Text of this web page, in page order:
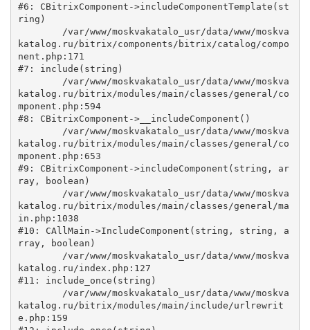
#6: CBitrixComponent->includeComponentTemplate(st
ring)
katalog.ru/bitrix/components/bitrix/catalog/compo
nent.php:171
#7: include(string)
katalog.ru/bitrix/modules/main/classes/general/co
mponent.php:594
#8: CBitrixComponent->__includeComponent()
katalog.ru/bitrix/modules/main/classes/general/co
mponent.php:653
#9: CBitrixComponent->includeComponent(string, ar
ray, boolean)
katalog.ru/bitrix/modules/main/classes/general/ma
in.php:1038
#10: CAllMain->IncludeComponent(string, string, a
rray, boolean)
katalog.ru/index.php:127
#11: include_once(string)
katalog.ru/bitrix/modules/main/include/urlrewrit
e.php:159